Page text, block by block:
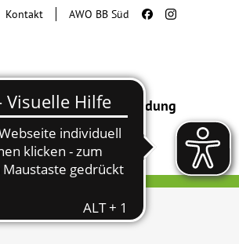
& HilfeBegegnung Bildung
Kontakt AWO BB Süd